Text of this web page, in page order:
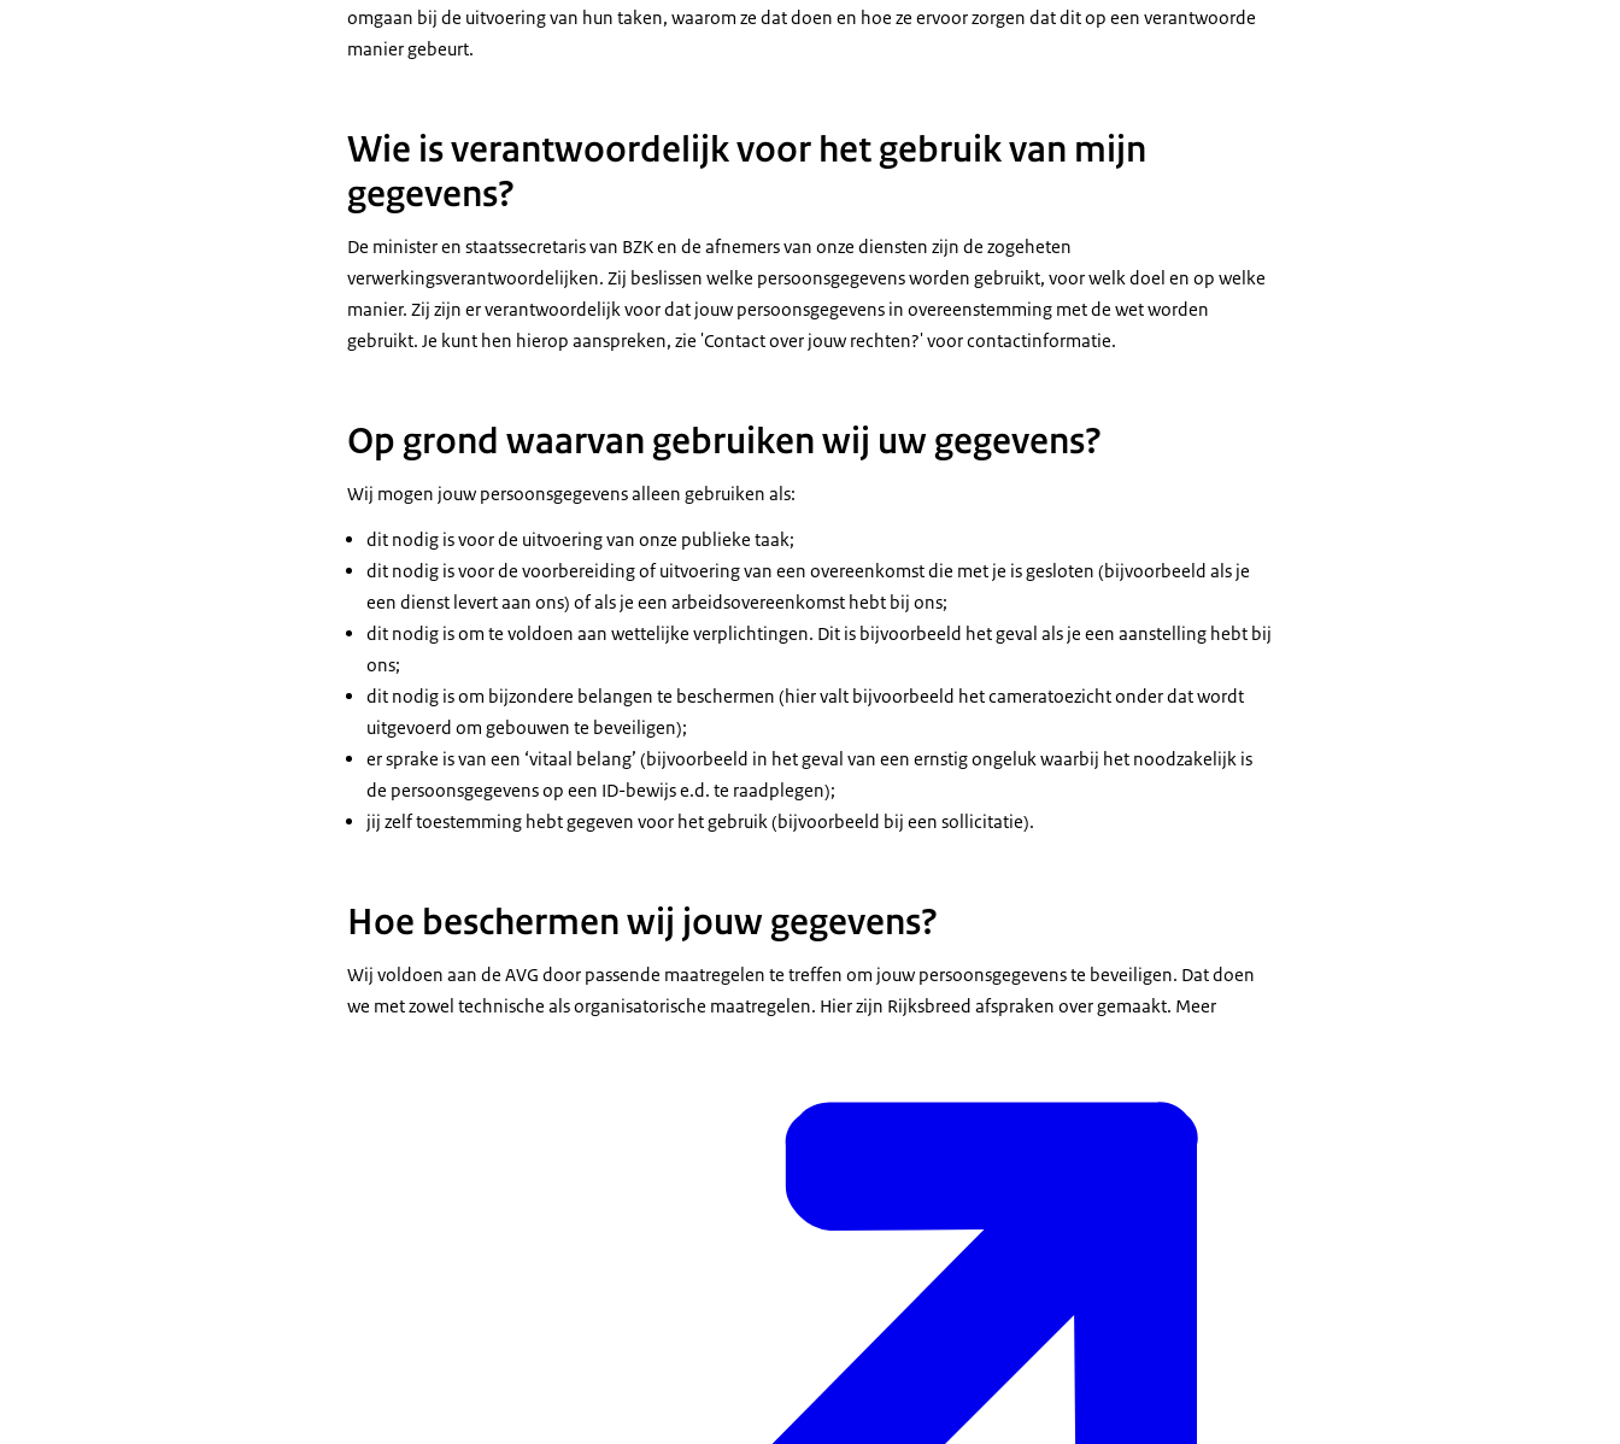
omgaan bij de uitvoering van hun taken, waarom ze dat doen en hoe ze ervoor zorgen dat dit op een verantwoorde
manier gebeurt.
Wie is verantwoordelijk voor het gebruik van mijn
gegevens?
De minister en staatssecretaris van BZK en de afnemers van onze diensten zijn de zogeheten
verwerkingsverantwoordelijken. Zij beslissen welke persoonsgegevens worden gebruikt, voor welk doel en op welke
manier. Zij zijn er verantwoordelijk voor dat jouw persoonsgegevens in overeenstemming met de wet worden
gebruikt. Je kunt hen hierop aanspreken, zie 'Contact over jouw rechten?' voor contactinformatie.
Op grond waarvan gebruiken wij uw gegevens?
Wij mogen jouw persoonsgegevens alleen gebruiken als:
dit nodig is voor de uitvoering van onze publieke taak;
dit nodig is voor de voorbereiding of uitvoering van een overeenkomst die met je is gesloten (bijvoorbeeld als je
een dienst levert aan ons) of als je een arbeidsovereenkomst hebt bij ons;
dit nodig is om te voldoen aan wettelijke verplichtingen. Dit is bijvoorbeeld het geval als je een aanstelling hebt bij
ons;
dit nodig is om bijzondere belangen te beschermen (hier valt bijvoorbeeld het cameratoezicht onder dat wordt
uitgevoerd om gebouwen te beveiligen);
er sprake is van een ‘vitaal belang’ (bijvoorbeeld in het geval van een ernstig ongeluk waarbij het noodzakelijk is
de persoonsgegevens op een ID-bewijs e.d. te raadplegen);
jij zelf toestemming hebt gegeven voor het gebruik (bijvoorbeeld bij een sollicitatie).
Hoe beschermen wij jouw gegevens?
Wij voldoen aan de AVG door passende maatregelen te treffen om jouw persoonsgegevens te beveiligen. Dat doen
we met zowel technische als organisatorische maatregelen. Hier zijn Rijksbreed afspraken over gemaakt. Meer